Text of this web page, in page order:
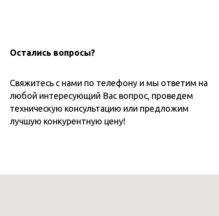
Остались вопросы?
Свяжитесь с нами по телефону и мы ответим на
любой интересующий Вас вопрос, проведем
техническую консультацию или предложим
лучшую конкурентную цену!